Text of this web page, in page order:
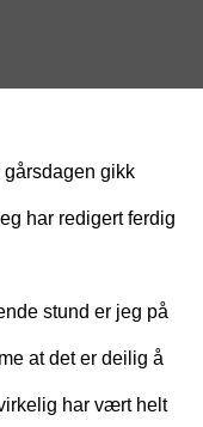
gårsdagen gikk
har redigert ferdig
stund er jeg på
at det er deilig å
har vært helt